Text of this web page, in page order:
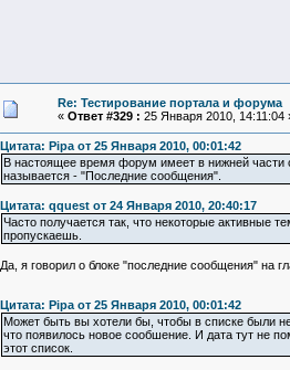
Re: Тестирование портала и форума
« Ответ #329 : 25 Января 2010, 14:11:04
Цитата: Pipa от 25 Января 2010, 00:01:42
В настоящее время форум имеет в нижней части
называется - "Последние сообщения".
Цитата: qquest от 24 Января 2010, 20:40:17
Часто получается так, что некоторые активные
пропускаешь.
Да, я говорил о блоке "последние сообщения" на
Цитата: Pipa от 25 Января 2010, 00:01:42
Может быть вы хотели бы, чтобы в списке были
что появилось новое сообшение. И дата тут не
этот список.